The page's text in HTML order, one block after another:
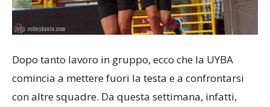
Dopo tanto lavoro in gruppo, ecco che la UYBA
comincia a mettere fuori la testa e a confrontarsi
con altre squadre. Da questa settimana, infatti,